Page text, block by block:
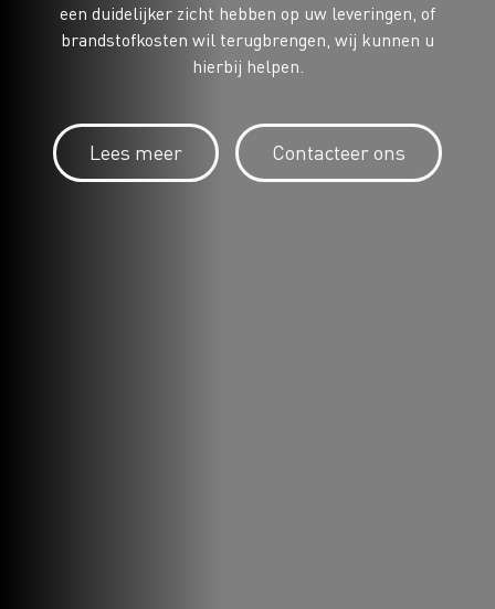
een duidelijker zicht hebben op uw leveringen, of
brandstofkosten wil terugbrengen, wij kunnen u
hierbij helpen.
Lees meer Contacteer ons